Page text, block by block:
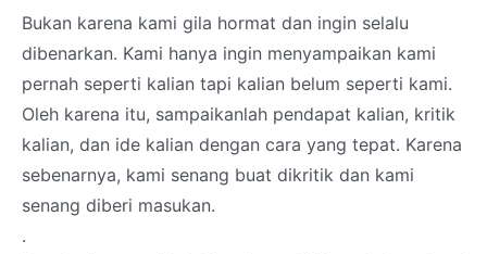
Bukan karena kami gila hormat dan ingin selalu
dibenarkan. Kami hanya ingin menyampaikan kami
pernah seperti kalian tapi kalian belum seperti kami.
Oleh karena itu, sampaikanlah pendapat kalian, kritik
kalian, dan ide kalian dengan cara yang tepat. Karena
sebenarnya, kami senang buat dikritik dan kami
senang diberi masukan.
.